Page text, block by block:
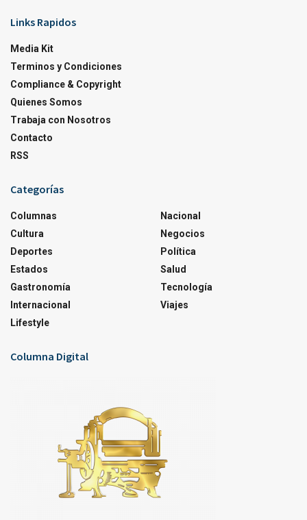
Links Rapidos
Media Kit
Terminos y Condiciones
Compliance & Copyright
Quienes Somos
Trabaja con Nosotros
Contacto
RSS
Categorías
Columnas
Cultura
Deportes
Estados
Gastronomía
Internacional
Lifestyle
Nacional
Negocios
Política
Salud
Tecnología
Viajes
Columna Digital